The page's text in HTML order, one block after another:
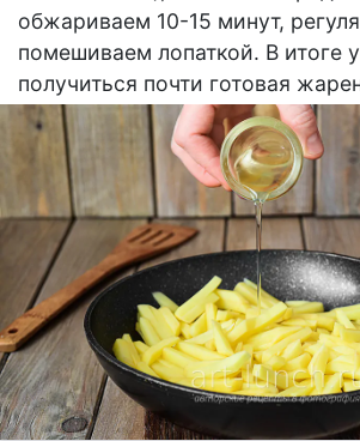
обжариваем 10-15 минут,
помешиваем лопаткой. В итоге
получиться почти готовая